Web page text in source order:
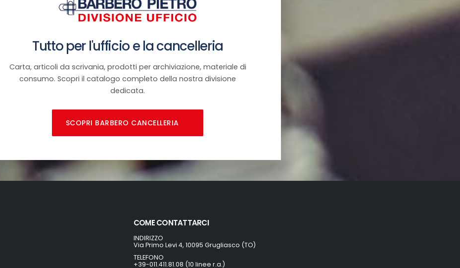
Tutto per l'ufficio e la cancelleria
Carta, articoli da scrivania, prodotti per archiviazione, materiale di
consumo. Scopri il catalogo completo della nostra divisione
dedicata.
SCOPRI BARBERO CANCELLERIA
COME CONTATTARCI
INDIRIZZO
Via Primo Levi 4, 10095 Grugliasco (TO)
TELEFONO
+39-011.411.81.08 (10 linee r.a.)